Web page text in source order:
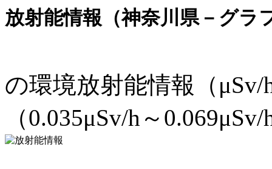
放射能情報（神奈川県－グラ
の環境放射能情報（
（0.035μSv/h～0.069μSv/